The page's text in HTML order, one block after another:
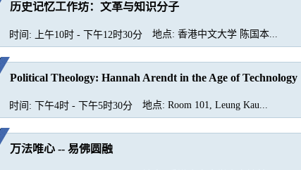
历史记忆工作坊：文革与知识分子
时间: 上午10时 - 下午12时30分 地点: 香港中文大学 陈国本...
Political Theology: Hannah Arendt in the Age of Technology
时间: 下午4时 - 下午5时30分 地点: Room 101, Leung Kau...
万法唯心 -- 易佛圆融